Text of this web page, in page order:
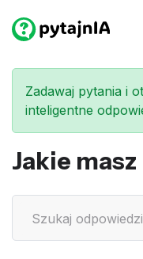
Zadawaj pytania i
inteligentne
Jakie masz